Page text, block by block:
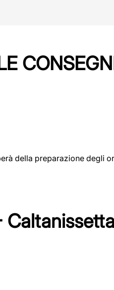
della preparazione
Caltanissetta